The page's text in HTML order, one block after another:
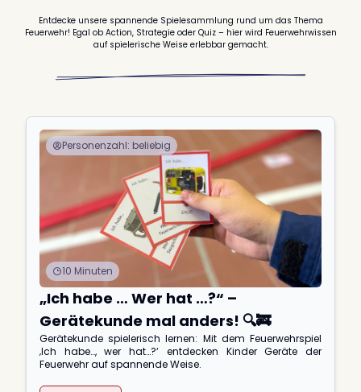
Entdecke unsere spannende Spielesammlung rund um das Thema
Feuerwehr! Egal ob Action, Strategie oder Quiz – hier wird Feuerwehrwissen
auf spielerische Weise erlebbar gemacht.
Personenzahl: beliebig
10 Minuten
„Ich habe … Wer hat …?“ –
Gerätekunde mal anders! 🔍🚒
Gerätekunde spielerisch lernen: Mit dem Feuerwehrspiel
‚Ich habe…, wer hat…?‘ entdecken Kinder Geräte der
Feuerwehr auf spannende Weise.